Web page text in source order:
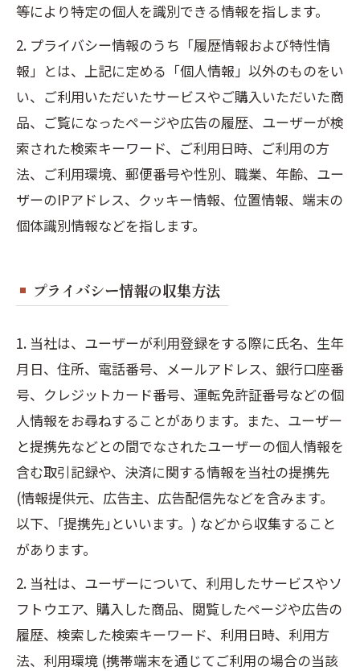
等により特定の個人を識別できる情報を指します。
2. プライバシー情報のうち「履歴情報および特性情
報」とは、上記に定める「個人情報」以外のものをい
い、ご利用いただいたサービスやご購入いただいた商
品、ご覧になったページや広告の履歴、ユーザーが検
索された検索キーワード、ご利用日時、ご利用の方
法、ご利用環境、郵便番号や性別、職業、年齢、ユー
ザーのIPアドレス、クッキー情報、位置情報、端末の
個体識別情報などを指します。
プライバシー情報の収集方法
1. 当社は、ユーザーが利用登録をする際に氏名、生年
月日、住所、電話番号、メールアドレス、銀行口座番
号、クレジットカード番号、運転免許証番号などの個
人情報をお尋ねすることがあります。また、ユーザー
と提携先などとの間でなされたユーザーの個人情報を
含む取引記録や、決済に関する情報を当社の提携先
(情報提供元、広告主、広告配信先などを含みます。
以下、｢提携先｣といいます。) などから収集すること
があります。
2. 当社は、ユーザーについて、利用したサービスやソ
フトウエア、購入した商品、閲覧したページや広告の
履歴、検索した検索キーワード、利用日時、利用方
法、利用環境 (携帯端末を通じてご利用の場合の当該